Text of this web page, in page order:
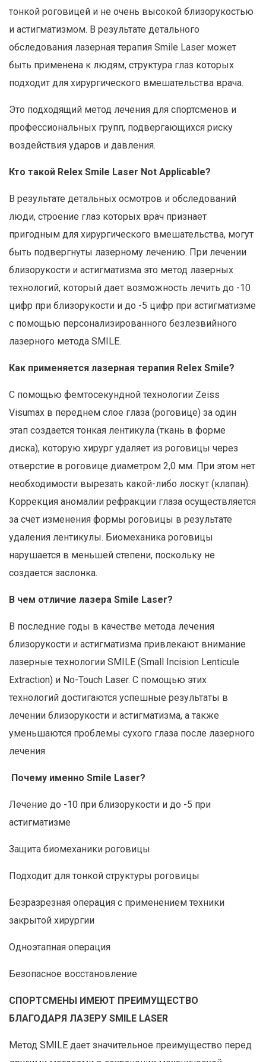
тонкой роговицей и не очень высокой близорукостью
и астигматизмом. В результате детального
обследования лазерная терапия Smile Laser может
быть применена к людям, структура глаз которых
подходит для хирургического вмешательства врача.
Это подходящий метод лечения для спортсменов и
профессиональных групп, подвергающихся риску
воздействия ударов и давления.
Кто такой Relex Smile Laser Not Applicable?
В результате детальных осмотров и обследований
люди, строение глаз которых врач признает
пригодным для хирургического вмешательства, могут
быть подвергнуты лазерному лечению. При лечении
близорукости и астигматизма это метод лазерных
технологий, который дает возможность лечить до -10
цифр при близорукости и до -5 цифр при астигматизме
с помощью персонализированного безлезвийного
лазерного метода SMILE.
Как применяется лазерная терапия Relex Smile?
С помощью фемтосекундной технологии Zeiss
Visumax в переднем слое глаза (роговице) за один
этап создается тонкая лентикула (ткань в форме
диска), которую хирург удаляет из роговицы через
отверстие в роговице диаметром 2,0 мм. При этом нет
необходимости вырезать какой-либо лоскут (клапан).
Коррекция аномалии рефракции глаза осуществляется
за счет изменения формы роговицы в результате
удаления лентикулы. Биомеханика роговицы
нарушается в меньшей степени, поскольку не
создается заслонка.
В чем отличие лазера Smile Laser?
В последние годы в качестве метода лечения
близорукости и астигматизма привлекают внимание
лазерные технологии SMILE (Small Incision Lenticule
Extraction) и No-Touch Laser. С помощью этих
технологий достигаются успешные результаты в
лечении близорукости и астигматизма, а также
уменьшаются проблемы сухого глаза после лазерного
лечения.
Почему именно Smile Laser?
Лечение до -10 при близорукости и до -5 при
астигматизме
Защита биомеханики роговицы
Подходит для тонкой структуры роговицы
Безразрезная операция с применением техники
закрытой хирургии
Одноэтапная операция
Безопасное восстановление
СПОРТСМЕНЫ ИМЕЮТ ПРЕИМУЩЕСТВО
БЛАГОДАРЯ ЛАЗЕРУ SMILE LASER
Метод SMILE дает значительное преимущество перед